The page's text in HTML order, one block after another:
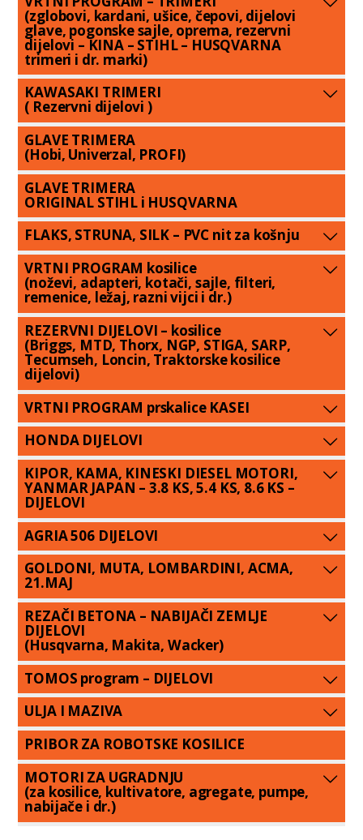
(zglobovi, kardani, ušice, čepovi, dijelovi
glave, pogonske sajle, oprema, rezervni
dijelovi – KINA – STIHL – HUSQVARNA
trimeri i dr. marki)
KAWASAKI TRIMERI
( Rezervni dijelovi )
GLAVE TRIMERA
(Hobi, Univerzal, PROFI)
GLAVE TRIMERA
ORIGINAL STIHL i HUSQVARNA
FLAKS, STRUNA, SILK – PVC nit za košnju
VRTNI PROGRAM kosilice
(noževi, adapteri, kotači, sajle, filteri,
remenice, ležaj, razni vijci i dr.)
REZERVNI DIJELOVI – kosilice
(Briggs, MTD, Thorx, NGP, STIGA, SARP,
Tecumseh, Loncin, Traktorske kosilice
dijelovi)
VRTNI PROGRAM prskalice KASEI
HONDA DIJELOVI
KIPOR, KAMA, KINESKI DIESEL MOTORI,
YANMAR JAPAN – 3.8 KS, 5.4 KS, 8.6 KS –
DIJELOVI
AGRIA 506 DIJELOVI
GOLDONI, MUTA, LOMBARDINI, ACMA,
21.MAJ
REZAČI BETONA – NABIJAČI ZEMLJE
DIJELOVI
(Husqvarna, Makita, Wacker)
TOMOS program – DIJELOVI
ULJA I MAZIVA
PRIBOR ZA ROBOTSKE KOSILICE
MOTORI ZA UGRADNJU
(za kosilice, kultivatore, agregate, pumpe,
nabijače i dr.)